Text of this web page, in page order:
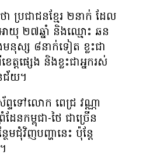
ា ប្រជាជន​ខ្មែរ ២​នាក់ ដែល​​
ាយុ ២៧​ឆ្នាំ និង​ឈ្មោះ ឆន
នុស្ស ៨​នាក់​ទៀត​ ខ្លះ​ជា​
ត​ផ្សេង និង​ខ្លះ​ជា​អ្នក​រស់​
នជ័យ។
ព្ទ​ទៅ​លោក ពេជ្រ វណ្ណា
ន​កម្ពុជា-​ថៃ ​ជា​ច្រើន​
ម​ជុំវិញ​បញ្ហា​នេះ ​ប៉ុន្តែ​